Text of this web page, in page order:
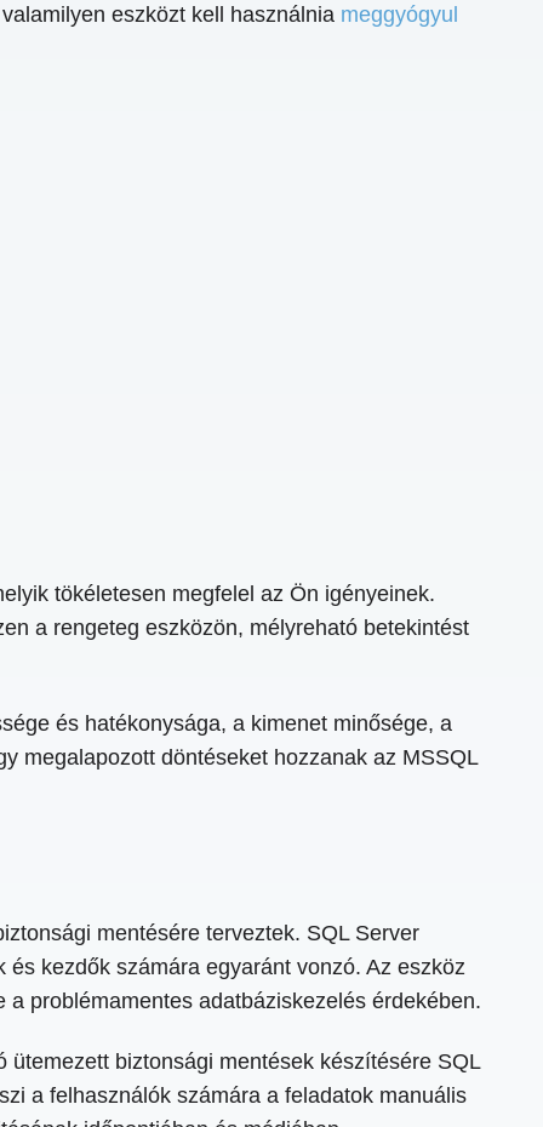
eszközt kell használnia meggyógyul
tökéletesen megfelel az Ön igényeinek.
a rengeteg eszközön, mélyreható betekintést
és hatékonysága, a kimenet minősége, a
megalapozott döntéseket hozzanak az MSSQL
mentésére terveztek. SQL Server
kezdők számára egyaránt vonzó. Az eszköz
problémamentes adatbáziskezelés érdekében.
biztonsági mentések készítésére SQL
a felhasználók számára a feladatok manuális